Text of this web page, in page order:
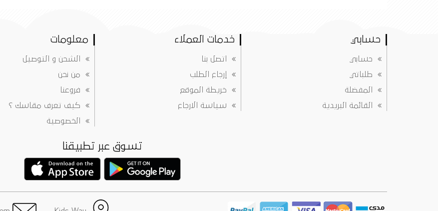
حسابي
حسابي
طلباتي
المفضلة
القائمة البريدية
خدمات العملاء
اتصل بنا
إرجاع الطلب
خريطة الموقع
سياسة الارجاع
معلومات
الشحن و التوصيل
من نحن
فروعنا
كيف تعرف مقاسك ؟
الخصوصية
تسوق عبر تطبيقنا